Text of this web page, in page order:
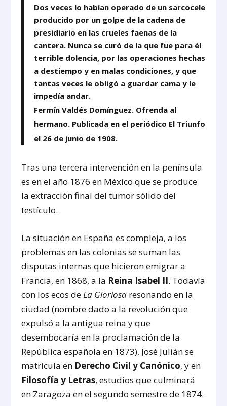
Dos veces lo habían operado de un sarcocele
producido por un golpe de la cadena de
presidiario en las crueles faenas de la
cantera. Nunca se curó de la que fue para él
terrible dolencia, por las operaciones hechas
a destiempo y en malas condiciones, y que
tantas veces le obligó a guardar cama y le
impedía andar.
Fermín Valdés Domínguez. Ofrenda al
hermano. Publicada en el periódico El Triunfo
el 26 de junio de 1908.
Tras una tercera intervención en la península
es en el año 1876 en México que se produce
la extracción final del tumor sólido del
testículo.
La situación en España es compleja, a los
problemas en las colonias se suman las
disputas internas que hicieron emigrar a
Francia, en 1868, a la Reina Isabel II. Todavía
con los ecos deLa Gloriosa resonando en la
ciudad (nombre dado a la revolución que
expulsó a la antigua reina y que
desembocaría en la proclamación de la
República española en 1873), José Julián se
matricula en Derecho Civil y Canónico, y en
Filosofía y Letras, estudios que culminará
en Zaragoza en el segundo semestre de 1874.